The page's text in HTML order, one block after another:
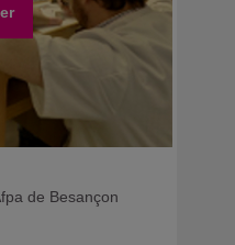
de Besançon